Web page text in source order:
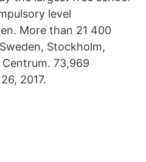
level
More than 21 400
Stockholm,
73,969
2017.